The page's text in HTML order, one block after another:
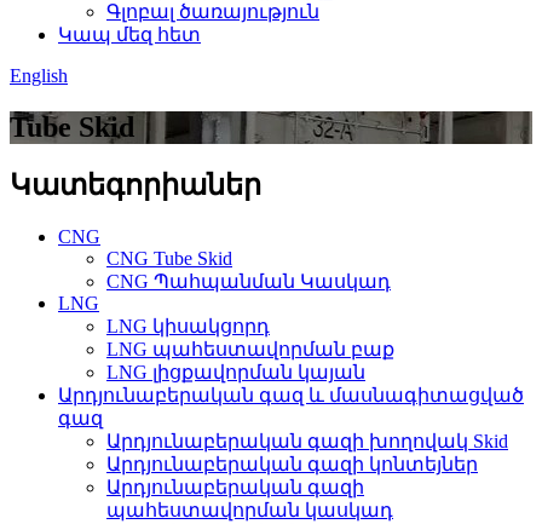
Գլոբալ ծառայություն
Կապ մեզ հետ
English
Tube Skid
Կատեգորիաներ
CNG
CNG Tube Skid
CNG Պահպանման Կասկադ
LNG
LNG կիսակցորդ
LNG պահեստավորման բաք
LNG լիցքավորման կայան
Արդյունաբերական գազ և մասնագիտացված
գազ
Արդյունաբերական գազի խողովակ Skid
Արդյունաբերական գազի կոնտեյներ
Արդյունաբերական գազի
պահեստավորման կասկադ